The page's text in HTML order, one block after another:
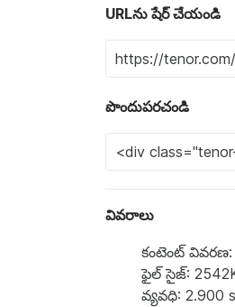
URLను షేర్ చేయండి
పొందుపరచండి
వివరాలు
కంటెంట్ వివరణ:
ఫైల్ సైజ్:
వ్యవధి: 2.900